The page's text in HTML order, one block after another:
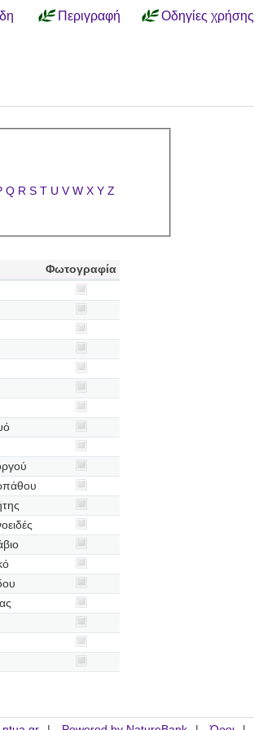
Περιγραφή Οδηγίες χρήσης
Q R S T U V W X Y Z
Φωτογραφία